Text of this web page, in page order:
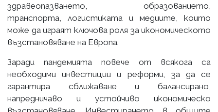
здравеопазването, образованието,
транспорта, логистиката и медиите, които
може да играят ключова роля за икономическото
възстановяване на Европа.
Заради пандемията повече от всякога са
необходими инвестиции и реформи, за да се
гарантира сближаване и балансирано,
напредничаво и устойчиво икономическо